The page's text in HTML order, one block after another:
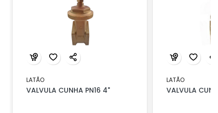
LATÃO
VALVULA CUNHA PN16 4"
LATÃO
VALVULA